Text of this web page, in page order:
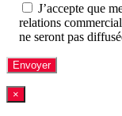
J’accepte que
relations
ne seront pas
×